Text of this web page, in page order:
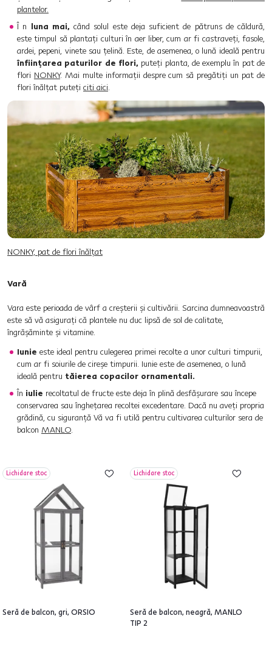
plantelor.
Î n luna mai, când solul este deja suficient de pătruns de căldură,
este timpul să plantați culturi în aer liber, cum ar fi castraveți, fasole,
ardei, pepeni, vinete sau țelină. Este, de asemenea, o lună ideală pentru
înființarea paturilor de flori, puteți planta, de exemplu în pat de
flori NONKY. Mai multe informații despre cum să pregătiți un pat de
flori înălțat puteți citi aici
NONKY, pat de flori înălţat
Vară
Vara este perioada de vârf a creșterii și cultivării. Sarcina dumneavoastră
este să vă asigurați că plantele nu duc lipsă de sol de calitate,
îngrășăminte și vitamine.
Iunie este ideal pentru culegerea primei recolte a unor culturi timpurii,
cum ar fi soiurile de cireșe timpurii. Iunie este de asemenea, o lună
ideală pentru tăierea copacilor ornamentali.
În iulie recoltatul de fructe este deja în plină desfășurare sau începe
conservarea sau înghețarea recoltei excedentare. Dacă nu aveți propria
grădină, cu siguranță Vă va fi utilă pentru cultivarea culturilor sera de
balcon MANLO.
Lichidare stoc
Seră de balcon, gri, ORSIO
Lichidare stoc
Seră de balcon, neagră, MANLO
TIP 2